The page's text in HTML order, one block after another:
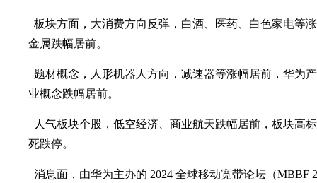
板块方面，大消费方向反弹，白酒、医药、白色家电等
金属跌幅居前。
题材概念，人形机器人方向，减速器等涨幅居前，华为
业概念跌幅居前。
人气板块个股，低空经济、商业航天跌幅居前，板块高
死跌停。
消息面，由华为主办的 2024 全球移动宽带论坛（MBBF